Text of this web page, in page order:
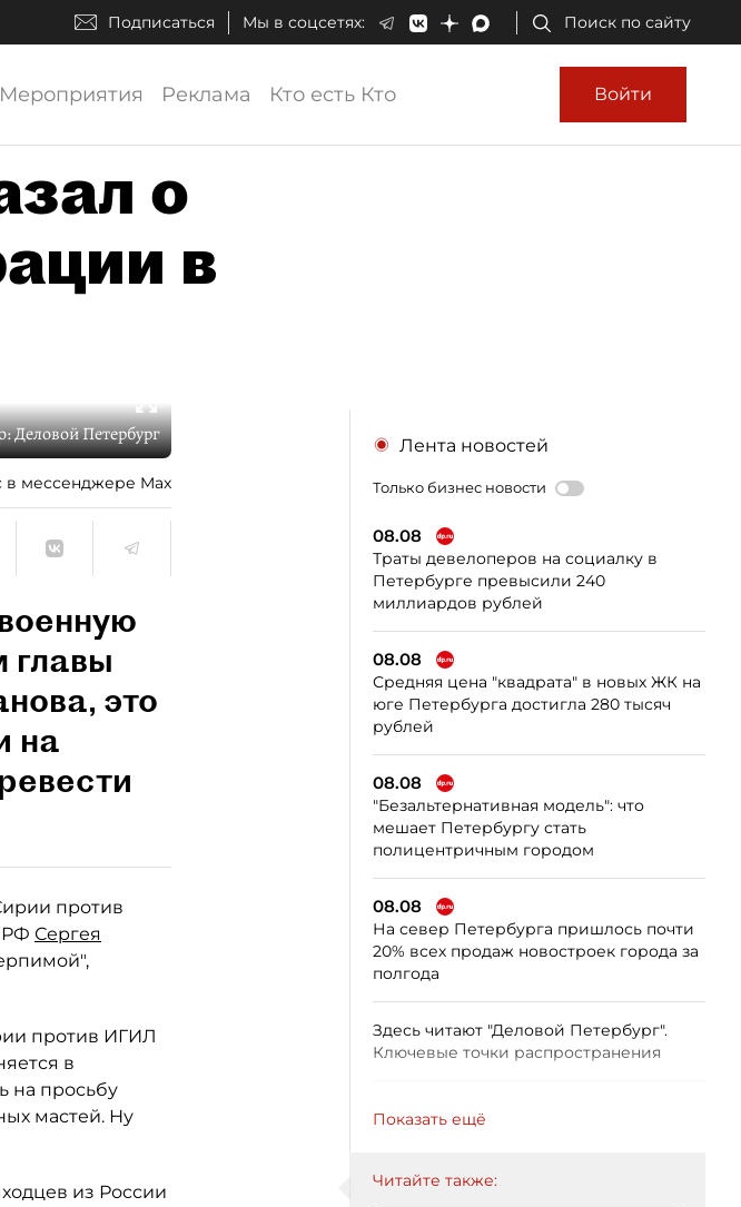
Подписаться Мы в соцсетях: Поиск по сайту
Мероприятия Реклама Кто есть Кто Войти
о
в
Деловой Петербург
в мессенджере Max
главы
это
на
против
РФ Сергея
против ИГИЛ
в
на просьбу
мастей. Ну
из России
Лента новостей
Только бизнес новости
08.08
Траты девелоперов на социалку в
Петербурге превысили 240
миллиардов рублей
08.08
Средняя цена "квадрата" в новых ЖК на
юге Петербурга достигла 280 тысяч
рублей
08.08
"Безальтернативная модель": что
мешает Петербургу стать
полицентричным городом
08.08
На север Петербурга пришлось почти
20% всех продаж новостроек города за
полгода
Здесь читают "Деловой Петербург".
Ключевые точки распространения
Показать ещё
Читайте также: